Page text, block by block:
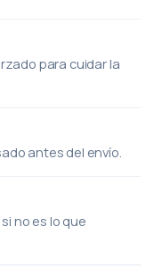
para cuidar la
antes del envío.
no es lo que